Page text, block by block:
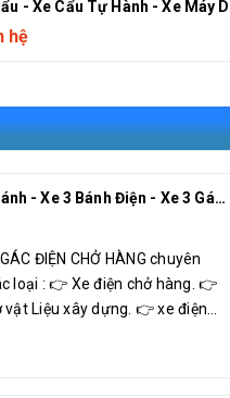
hệ
Xe Điện 3 Bánh - Xe 3 Bánh Điện - Xe 3 Gác Điên Chở Hàng Hoàng Tâm
ĐIỆN CHỞ HÀNG chuyên
loại : 👉 Xe điện chở hàng. 👉
vật Liệu xây dựng. 👉 xe điện